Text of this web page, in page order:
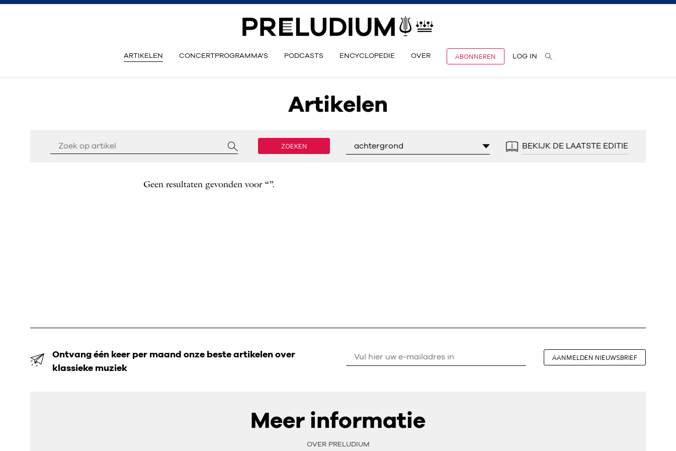
ARTIKELEN CONCERTPROGRAMMA'S PODCASTS ENCYCLOPEDIE OVER ABONNEREN LOG IN
Artikelen
ZOEKEN achtergrond BEKIJK DE LAATSTE EDITIE
Geen resultaten gevonden voor “”.
Ontvang één keer per maand onze beste artikelen over
klassieke muziek
AANMELDEN NIEUWSBRIEF
Meer informatie
OVER PRELUDIUM